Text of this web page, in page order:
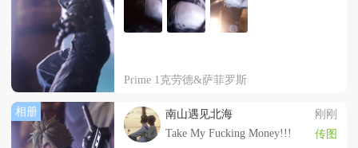
Prime 1克劳德&萨菲罗斯
相册 南山遇见北海
刚刚
Take My Fucking Money!!!
传图